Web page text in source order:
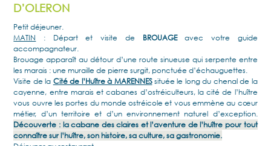
D’OLERON
Petit déjeuner.
MATIN : Départ et visite de BROUAGEavec votre guide
accompagnateur.
Brouage apparaît au détour d’une route sinueuse qui serpente entre
les marais : une muraille de pierre surgit, ponctuée d’échauguettes.
Visite de la Cité de l’Huître à MARENNESsituée le long du chenal de la
cayenne, entre marais et cabanes d’ostréiculteurs, la cité de l’huître
vous ouvre les portes du monde ostréicole et vous emmène au cœur
métier, d’un territoire et d’un environnement naturel d’exception.
Découverte : la cabane des claires et l’aventure de l’huître pour tout
connaître sur l’huître, son histoire, sa culture, sa gastronomie.